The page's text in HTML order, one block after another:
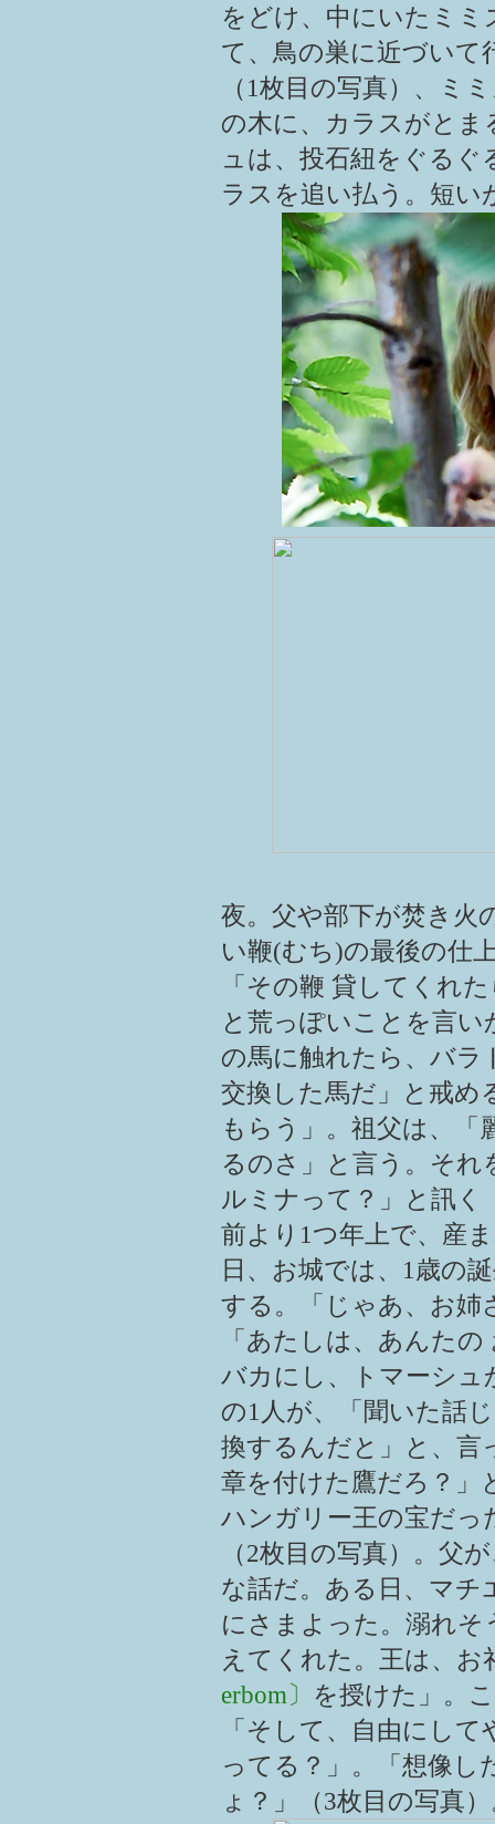
をどけ、中にいたミミ
て、鳥の巣に近づいて
（1枚目の写真）、ミ
の木に、カラスがとま
ュは、投石紐をぐるぐ
ラスを追い払う。短い
夜。父や部下が焚き火
い鞭(むち)の最後の仕
「その鞭 貸してくれ
と荒っぽいことを言
の馬に触れたら、バラ
交換した馬だ」と戒め
もらう」。祖父は、
るのさ」と言う。そ
ルミナって？」と訊く
前より1つ年上で、産
日、お城では、1歳の
する。「じゃあ、お姉
「あたしは、あんた
バカにし、トマーシュ
の1人が、「聞いた話
換するんだと」と、言
章を付けた鷹だろ？」
ハンガリー王の宝だっ
（2枚目の写真）。父
な話だ。ある日、マチ
にさまよった。溺れそ
えてくれた。王は、お
erbom〕 を授けた」。
「そして、自由にし
ってる？」。「想像
ょ？」（3枚目の写真